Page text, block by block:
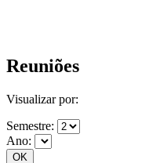
Reuniões
Visualizar por:
Semestre:
Ano: